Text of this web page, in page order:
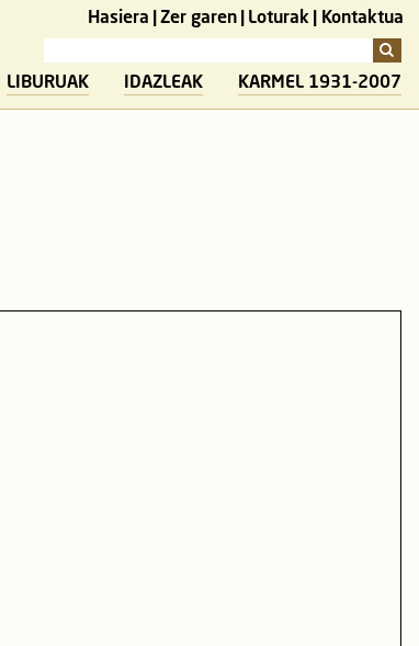
Hasiera Zer garen Loturak Kontaktua
LIBURUAK IDAZLEAK KARMEL 1931-2007